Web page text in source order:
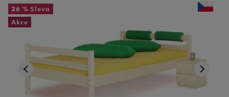
26 % Sleva
Akce